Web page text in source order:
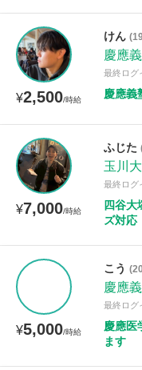
¥2,500/時給
けん
慶應
最終ログ
慶應義
¥7,000/時給
ふじた
玉川
最終ログ
四谷大
ズ対応
¥5,000/時給
こう
慶應
最終ログ
慶應医
ます